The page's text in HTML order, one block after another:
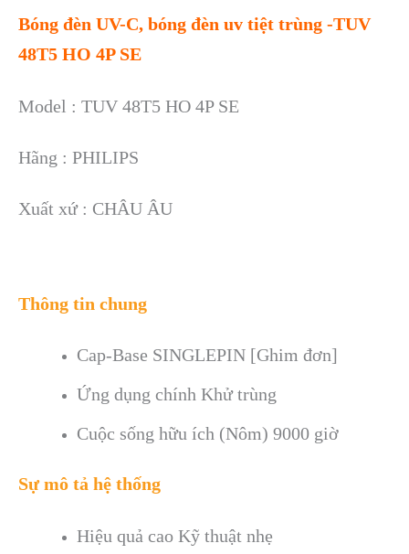
Bóng đèn UV-C, bóng đèn uv tiệt trùng -TUV
48T5 HO 4P SE
Model : TUV 48T5 HO 4P SE
Hãng : PHILIPS
Xuất xứ : CHÂU ÂU
Thông tin chung
Cap-Base SINGLEPIN [Ghim đơn]
Ứng dụng chính Khử trùng
Cuộc sống hữu ích (Nôm) 9000 giờ
Sự mô tả hệ thống
Hiệu quả cao Kỹ thuật nhẹ